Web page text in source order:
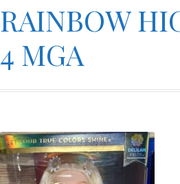
RAINBOW
4 MGA